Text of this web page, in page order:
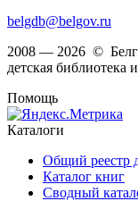
belgdb@belgov.ru
2008 — 2026 ©
детская
Помощь
Каталоги
Общий реестр
Каталог книг
Сводный